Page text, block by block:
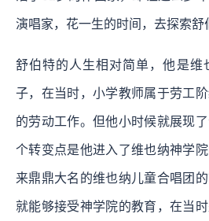
演唱家，花一生的时间，去探索舒
舒伯特的人生相对简单，他是维
子，在当时，小学教师属于劳工
的劳动工作。但他小时候就展现
个转变点是他进入了维也纳神学
来鼎鼎大名的维也纳儿童合唱团
就能够接受神学院的教育，在当